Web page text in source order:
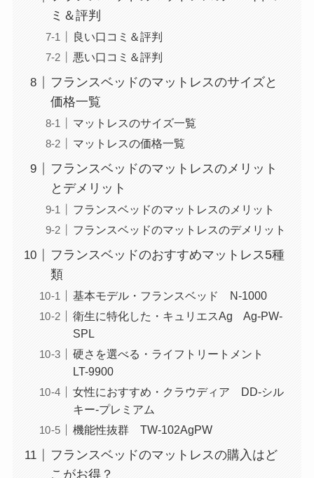
ミ＆評判
良い口コミ＆評判
悪い口コミ＆評判
フランスベッドのマットレスのサイズと
価格一覧
マットレスのサイズ一覧
マットレスの価格一覧
フランスベッドのマットレスのメリット
とデメリット
フランスベッドのマットレスのメリット
フランスベッドのマットレスのデメリット
フランスベッドのおすすめマットレス5種
類
基本モデル・フランスベッド N-1000
衛生に特化した・キュリエスAg Ag-PW-
SPL
硬さを選べる・ライフトリートメント
LT-9900
女性におすすめ・クラウディア DD-シル
キー-プレミアム
機能性抜群 TW-102AgPW
フランスベッドのマットレスの購入はど
こがお得？